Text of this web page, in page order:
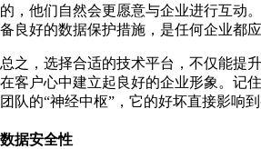
的，他们自然会更愿意与企业进行互动
备良好的数据保护措施，是任何企业都应
总之，选择合适的技术平台，不仅能提
在客户心中建立起良好的企业形象。记
团队的“神经中枢”，它的好坏直接影响
数据安全性